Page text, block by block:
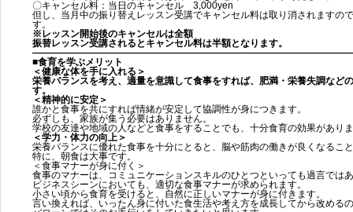
〇キャンセル料：当日のキャンセル 3,000yen
但し、当月中の振り替えレッスン受講でキャンセル料は取り消されますの
す。
※レッスン開始後のキャンセルは全額
振替レッスン受講されるとキャンセル料は半額となります。
■食育を学ぶメリット
＜健康な体を手に入れる＞
栄養バランスを考え、適量を意識して食事をすれば、肥満・栄養失調など
す。
＜精神的に安定＞
誰かと食事を共にすれば情緒が安定して協調性が身につきます。
必ずしも、家族が集う必要はありません。
学校の友達や地域の人などと食事をすることでも、十分食育の効果があり
＜学力・体力の向上＞
栄養バランスに優れた食事を十分にとると、脳や筋肉の働きが良くなるこ
特に、朝食は大事です。
＜食事マナーが身に付く＞
食事のマナーは、コミュニケーションスキルのひとつといっても過言では
ビジネスシーンにおいても、適切な食事マナーが求められます。
小さい頃から食育を受けると、自然に正しいマナーが身に付きます。
言い換えれば、いったん身に付いた食生活や考え方を成長してから改める